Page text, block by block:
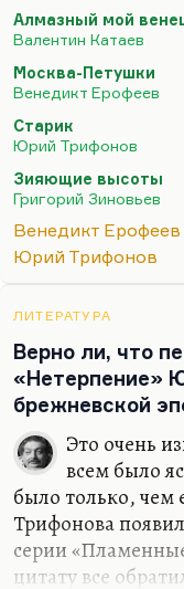
перезревшего,
душевное с
опознаёт
венце» и все
к гротескному
которого тошнит
Алмазный мой
Валентин Катаев
Москва-Петушки
Венедикт Ерофеев
Старик
Юрий Трифонов
Зияющие высоты
Григорий Зиновьев
Венедикт Ерофеев
Юрий Трифонов
ЛИТЕРАТУРА
Верно ли, что
«Нетерпение»
брежневской
Это очень
всем было
было только, чем
Трифонова
серии
цитату все